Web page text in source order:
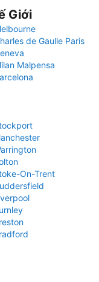
Giới
de Gaulle Paris
Malpensa
On-Trent